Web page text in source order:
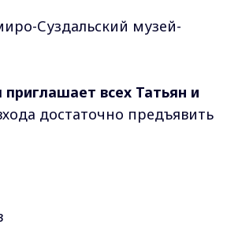
Суздальский музей-
приглашает всех Татьян и
достаточно предъявить